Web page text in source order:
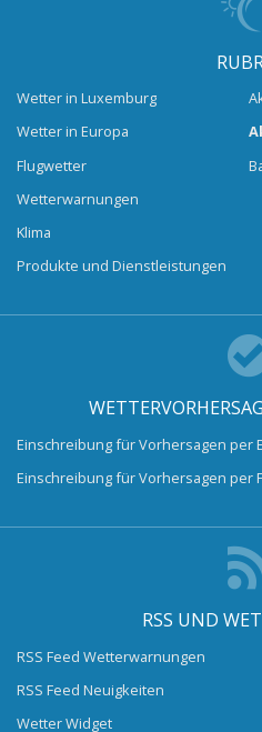
Wetter in Luxemburg
Wetter in Europa
Flugwetter
Wetterwarnungen
Klima
Produkte und Dienstleistungen
Einschreibung für Vorhersagen per
Einschreibung für Vorhersagen per
RSS UND
RSS Feed Wetterwarnungen
RSS Feed Neuigkeiten
Wetter Widget